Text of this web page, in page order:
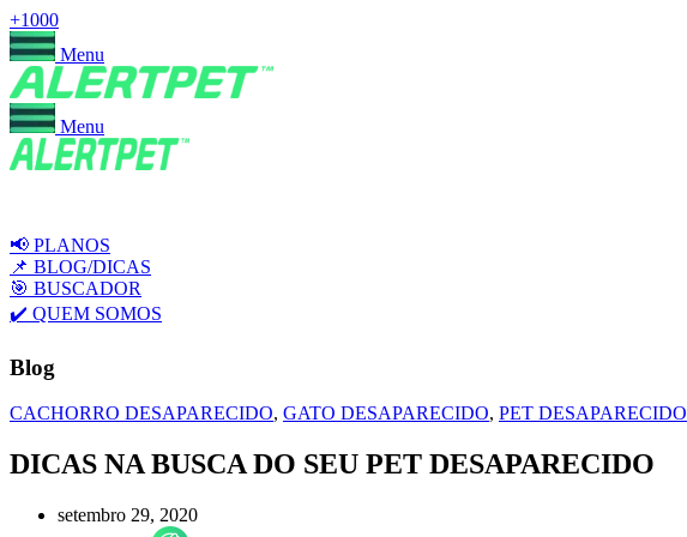
+1000
Menu
Menu
📢 PLANOS
📌 BLOG/DICAS
🎯 BUSCADOR
✔️ QUEM SOMOS
Blog
CACHORRO DESAPARECIDO, GATO DESAPARECIDO, PET DESAPARECIDO
DICAS NA BUSCA DO SEU PET DESAPARECIDO
setembro 29, 2020